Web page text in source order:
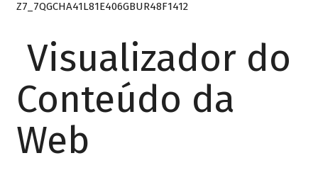
Z7_7QGCHA41L81E406GBUR48F1412
Visualizador do
Conteúdo da
Web